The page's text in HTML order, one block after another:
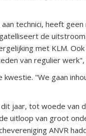
technici, heeft
de
met KLM.
van regulier werk",
"We gaan
jaar, tot woede van
uitloop van groot
ANVR